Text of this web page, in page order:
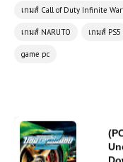
เกมส์ Call of Duty Infinite
เกมส์ NARUTO เกมส์ PS5
game pc